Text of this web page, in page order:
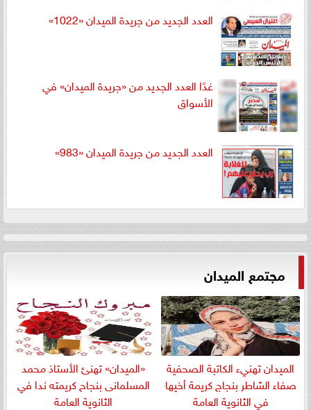
العدد الجديد من جريدة الميدان «1022»
غدًا العدد الجديد من «جريدة الميدان» في
الأسواق
العدد الجديد من جريدة الميدان «983»
مجتمع الميدان
الميدان تهنيء الكاتبة الصحفية
صفاء الشاطر بنجاج كريمة أخيها
في الثانوية العامة
«الميدان» تهنئ الأستاذ محمد
المسلمانى بنجاح كريمته ندا في
الثانوية العامة